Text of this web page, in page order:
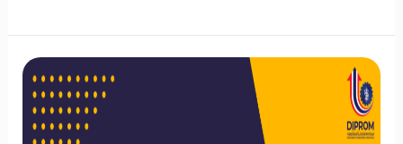
ระดับ
ภาพ
อุตสาหกรรม
อย่าง
ยั่งยืน